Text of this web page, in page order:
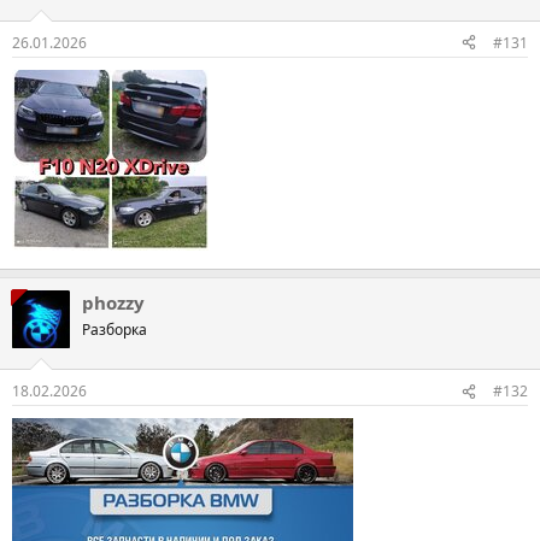
26.01.2026 #131
phozzy
Разборка
18.02.2026 #132